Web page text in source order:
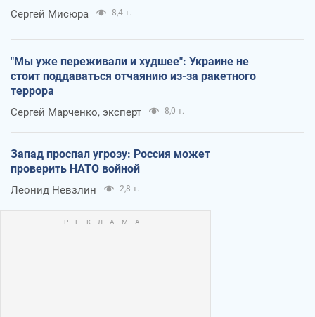
Сергей Мисюра 8,4 т.
"Мы уже переживали и худшее": Украине не
стоит поддаваться отчаянию из-за ракетного
террора
Сергей Марченко, эксперт 8,0 т.
Запад проспал угрозу: Россия может
проверить НАТО войной
Леонид Невзлин 2,8 т.